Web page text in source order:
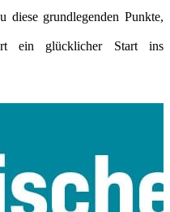
diese grundlegenden Punkte,
ein glücklicher Start ins